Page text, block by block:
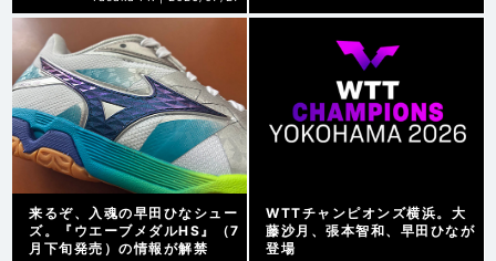
来るぞ、入魂の早田ひなシュー
ズ。『ウエーブメダルHS』（7
月下旬発売）の情報が解禁
WTTチャンピオンズ横浜。大
藤沙月、張本智和、早田ひなが
登場